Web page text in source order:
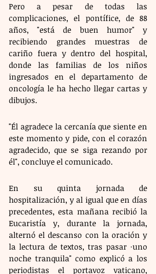
Pero a pesar de todas las
complicaciones, el pontífice, de 88
años, "está de buen humor" y
recibiendo grandes muestras de
cariño fuera y dentro del hospital,
donde las familias de los niños
ingresados en el departamento de
oncología le ha hecho llegar cartas y
dibujos.
"Él agradece la cercanía que siente en
este momento y pide, con el corazón
agradecido, que se siga rezando por
él", concluye el comunicado.
En su quinta jornada de
hospitalización, y al igual que en días
precedentes, esta mañana recibió la
Eucaristía y, durante la jornada,
alternó el descanso con la oración y
la lectura de textos, tras pasar ·uno
noche tranquila" como explicó a los
periodistas el portavoz vaticano,